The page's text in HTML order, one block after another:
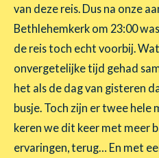
van deze reis. Dus na onze
Bethlehemkerk om 23:00
de reis toch echt voorbij.
onvergetelijke tijd gehad
het als de dag van gisteren
busje. Toch zijn er twee hele
keren we dit keer met meer
ervaringen, terug… En met